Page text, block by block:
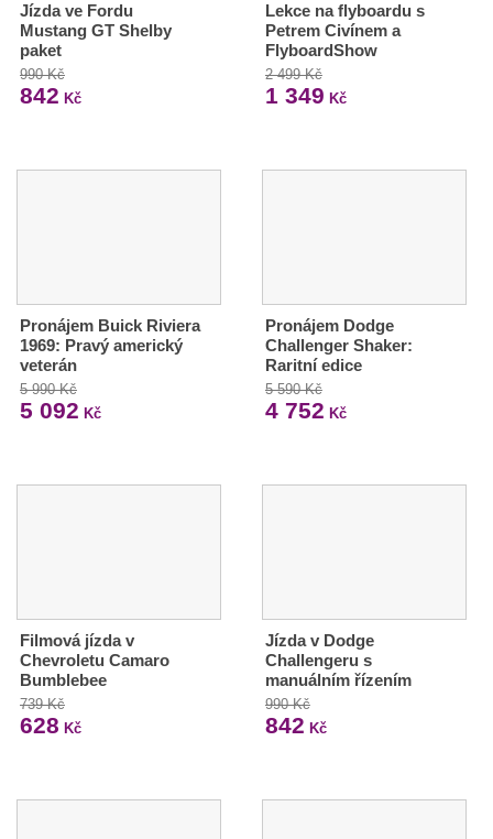
Jízda ve Fordu
Mustang GT Shelby
paket
990 Kč
842 Kč
Lekce na flyboardu s
Petrem Civínem a
FlyboardShow
2 499 Kč
1 349 Kč
Pronájem Buick Riviera
1969: Pravý americký
veterán
5 990 Kč
5 092 Kč
Pronájem Dodge
Challenger Shaker:
Raritní edice
5 590 Kč
4 752 Kč
Filmová jízda v
Chevroletu Camaro
Bumblebee
739 Kč
628 Kč
Jízda v Dodge
Challengeru s
manuálním řízením
990 Kč
842 Kč